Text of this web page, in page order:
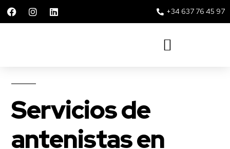
+34 637 76 45 97
Servicios de
antenistas en